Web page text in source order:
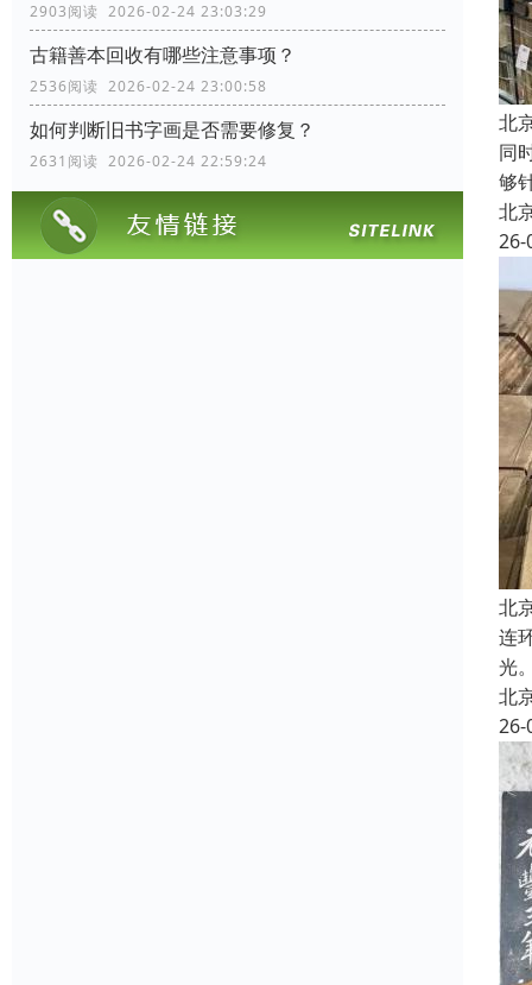
2903阅读 2026-02-24 23:03:29
古籍善本回收有哪些注意事项？
2536阅读 2026-02-24 23:00:58
如何判断旧书字画是否需要修复？
2631阅读 2026-02-24 22:59:24
北
同
够
北
26-
北
连
光
北
26-